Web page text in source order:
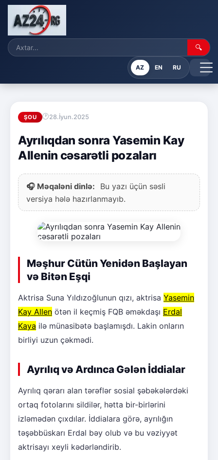
🔍
AZ EN RU
ŞOU 28.İyun.2025
Ayrılıqdan sonra Yasemin Kay
Allenin cəsarətli pozaları
🎧 Məqaləni dinlə:
Bu yazı üçün səsli
versiya hələ hazırlanmayıb.
Məşhur Cütün Yenidən Başlayan
və Bitən Eşqi
Aktrisa Suna Yıldızoğlunun qızı, aktrisa Yasemin
Kay Allen ötən il keçmiş FQB əməkdaşı Erdal
Kaya ilə münasibətə başlamışdı. Lakin onların
birliyi uzun çəkmədi.
Ayrılıq və Ardınca Gələn İddialar
Ayrılıq qərarı alan tərəflər sosial şəbəkələrdəki
ortaq fotolarını sildilər, hətta bir-birlərini
izləmədən çıxdılar. İddialara görə, ayrılığın
təşəbbüskarı Erdal bəy olub və bu vəziyyət
aktrisayı xeyli kədərləndirib.